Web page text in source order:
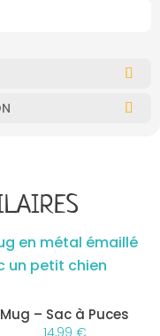
Mug – Sac à Puces
14,99 €